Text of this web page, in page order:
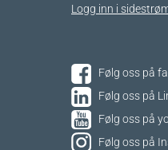
Logg inn i
Følg oss på
Følg oss på
Følg oss på
Følg oss på